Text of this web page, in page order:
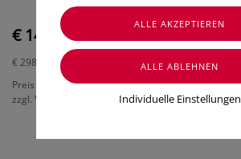
€ 14,90
€ 298,00
/ 100 ml
Preis inkl. MwSt.
zzgl. Versandkosten
Individuelle Einstellungen